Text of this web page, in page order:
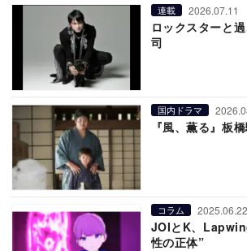
連載 2026.07.11
ロックスターと
司
国内ドラマ
『風、薫る』板
コラム 2025.06.22
JOIとK、
性の正体”